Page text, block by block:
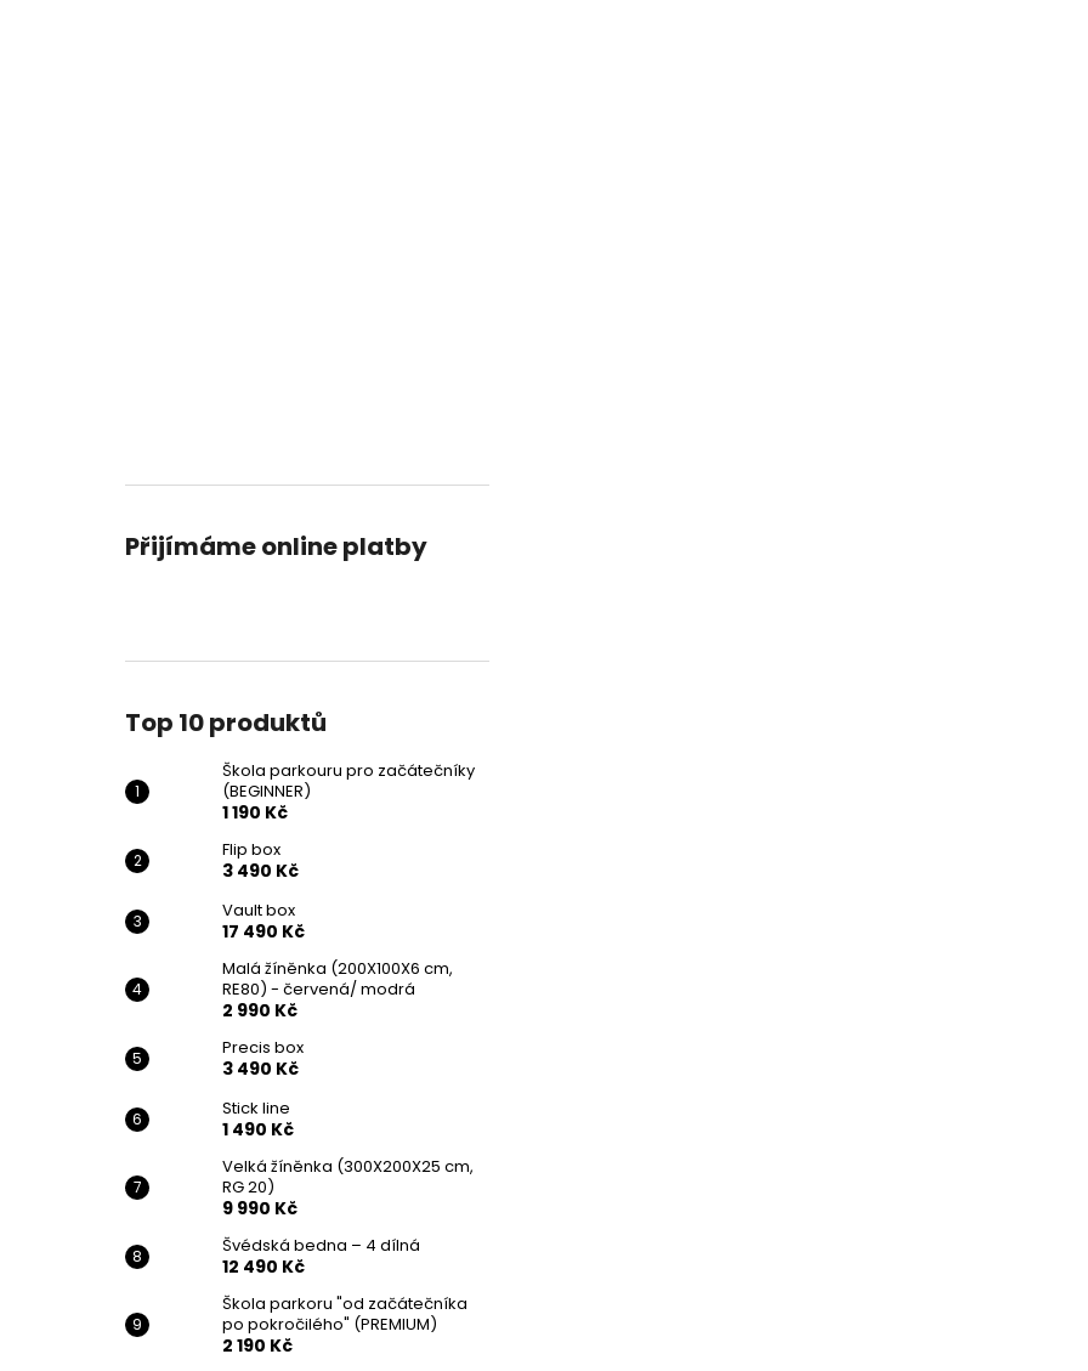
Přijímáme online platby
Top 10 produktů
Škola parkouru pro začátečníky
(BEGINNER)
1 190 Kč
Flip box
3 490 Kč
Vault box
17 490 Kč
Malá žíněnka (200X100X6 cm,
RE80) - červená/ modrá
2 990 Kč
Precis box
3 490 Kč
Stick line
1 490 Kč
Velká žíněnka (300X200X25 cm,
RG 20)
9 990 Kč
Švédská bedna – 4 dílná
12 490 Kč
Škola parkoru "od začátečníka
po pokročilého" (PREMIUM)
2 190 Kč